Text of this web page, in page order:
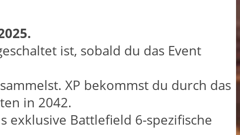
ist, sobald du das Event
XP bekommst du durch das
in 2042.
exklusive Battlefield 6-spezifische